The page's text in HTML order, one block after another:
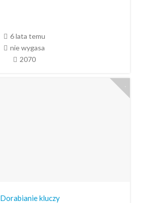
6 lata temu
nie wygasa
2070
Dorabianie kluczy